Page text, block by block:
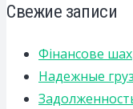
Свежие записи
Фінансове
Надежные